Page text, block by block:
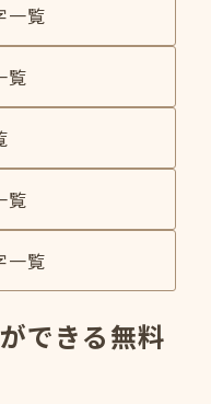
一覧
覧
覧
一覧
できる無料